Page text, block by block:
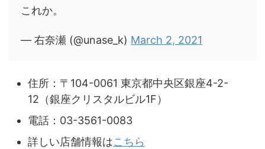
これか。
— 右奈瀬 (@unase_k) March 2, 2021
住所：〒104-0061 東京都中央区銀座4-2-
12（銀座クリスタルビル1F）
電話：03-3561-0083
詳しい店舗情報はこちら